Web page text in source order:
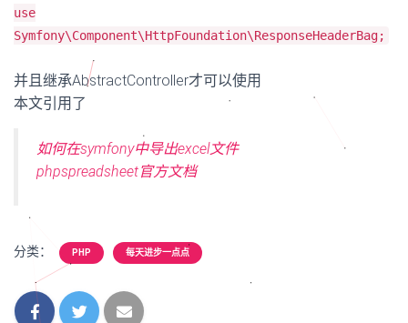
use
Symfony\Component\HttpFoundation\ResponseHeaderBag;
并且继承AbstractController才可以使用
本文引用了
如何在symfony中导出excel文件
phpspreadsheet官方文档
分类： PHP 每天进步一点点